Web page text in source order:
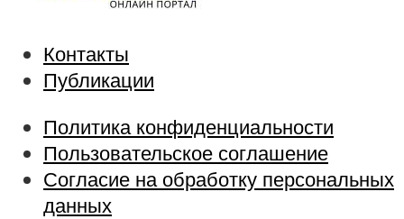
Контакты
Публикации
Политика конфиденциальности
Пользовательское соглашение
Согласие на обработку персональных
данных